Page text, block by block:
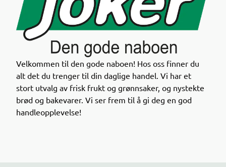
Nå kan du enkelt finne nedprisede datovarer i
Joker-appen!
Gjennom appen får du oversikt over varer med kort
holdbarhet til en lavere pris – en smart måte å
handle på både for lommeboka og miljøet.
Velkommen til den gode naboen! Hos oss finner du
alt det du trenger til din daglige handel. Vi har et
stort utvalg av frisk frukt og grønnsaker, og nystekte
brød og bakevarer. Vi ser frem til å gi deg en god
handleopplevelse!